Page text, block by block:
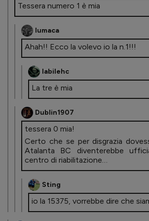
Tessera numero 1 è mia
lumaca
Ahah!! Ecco la volevo io la n.1!!!
labilehc
La tre è mia
Dublin1907
tessera 0 mia!
Certo che se per disgrazia
Atalanta BC diventerebbe
centro di riabilitazione…
Sting
io la 15375, vorrebbe dire che